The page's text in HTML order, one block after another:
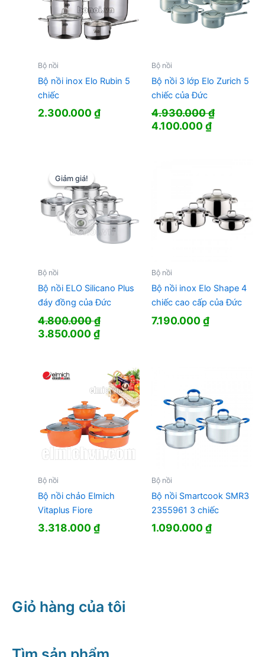
Bộ nồi
Bộ nồi inox Elo Rubin 5
chiếc
2.300.000₫
Bộ nồi
Bộ nồi 3 lớp Elo Zurich 5
chiếc của Đức
4.930.000₫
Giá
4.100.000₫Giá
Giảm giá!
Giảm giá!
Bộ nồi
Bộ nồi ELO Silicano Plus
đáy đồng của Đức
4.800.000₫
Giá
4.800.000 ₫.
3.850.000₫Giá
là:
3.850.000 ₫.
Bộ nồi
Bộ nồi inox Elo Shape 4
chiếc cao cấp của Đức
7.190.000₫
Bộ nồi
Bộ nồi chảo Elmich
Vitaplus Fiore
3.318.000₫
Bộ nồi
Bộ nồi Smartcook SMR3
2355961 3 chiếc
1.090.000₫
Giỏ hàng của tôi